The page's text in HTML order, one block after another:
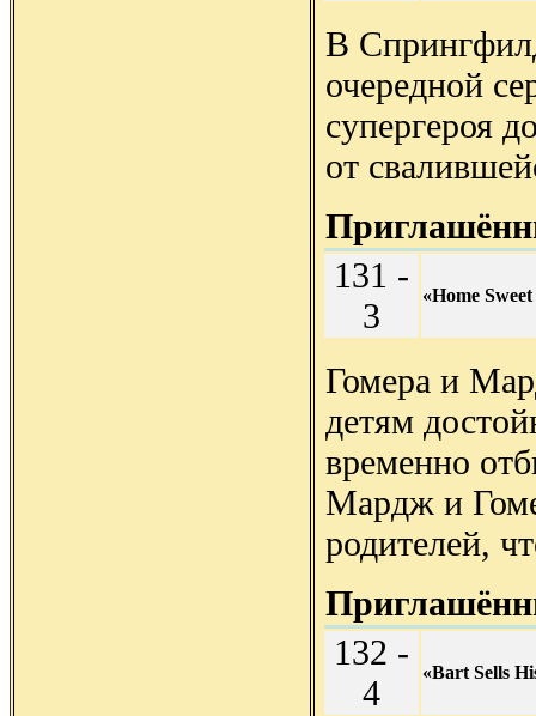
В
очередной
супергероя
от
131 -
3
«Home
Гомера и
детям
временно
Мардж и
родителей,
132 -
4
«Bart Sells